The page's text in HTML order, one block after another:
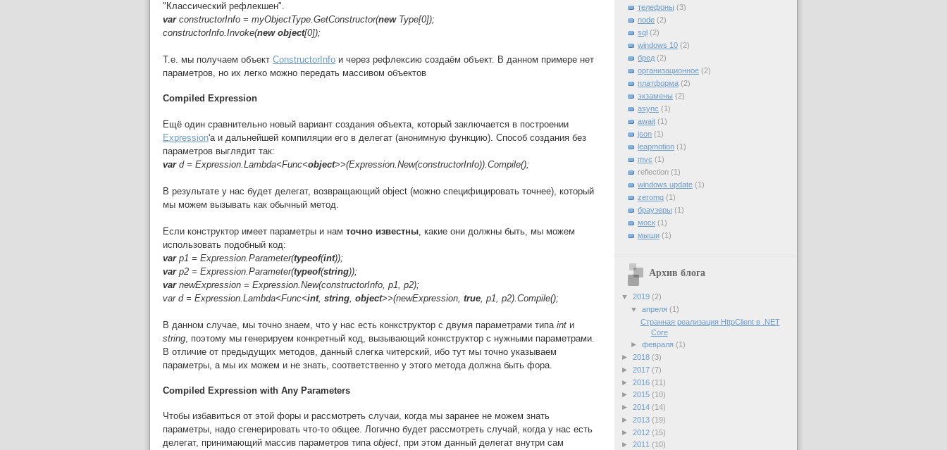
"Классический рефлекшен".
var constructorInfo = myObjectType.GetConstructor(new Type[0]);
constructorInfo.Invoke(new object[0]);
Т.е. мы получаем объект ConstructorInfo и через рефлексию создаём объект. В данном примере нет
параметров, но их легко можно передать массивом объектов
Compiled Expression
Ещё один сравнительно новый вариант создания объекта, который заключается в построении
Expression'а и дальнейшей компиляции его в делегат (анонимную функцию). Способ создания без
параметров выглядит так:
var d = Expression.Lambda<Func<object>>(Expression.New(constructorInfo)).Compile();
В результате у нас будет делегат, возвращающий object (можно специфицировать точнее), который
мы можем вызывать как обычный метод.
Если конструктор имеет параметры и нам точно известны , какие они должны быть, мы можем
использовать подобный код:
varp1 = Expression.Parameter(typeof(int));
var p2 = Expression.Parameter(typeof(string));
var newExpression = Expression.New(constructorInfo, p1, p2);
var d = Expression.Lambda<Func<int, string object>>(newExpression, true , p1, p2).Compile();
В данном случае, мы точно знаем, что у нас есть конкструктор с двумя параметрами типа int и
string , поэтому мы генерируем конкретный код, вызывающий конкструктор с нужными параметрами.
В отличие от предыдущих методов, данный слегка читерский, ибо тут мы точно указываем
параметры, а мы их можем и не знать, соответственно у этого метода должна быть фора.
Compiled Expression with Any Parameters
Чтобы избавиться от этой форы и рассмотреть случаи, когда мы заранее не можем знать
параметры, надо сгенерировать что-то общее. Логично будет рассмотреть случай, когда у нас есть
делегат, принимающий массив параметров типа object, при этом данный делегат внутри сам
телефоны (3)
node (2)
sql (2)
windows 10 (2)
бред (2)
организационное (2)
платформа (2)
экзамены (2)
async (1)
await (1)
json (1)
leapmotion (1)
mvc (1)
reflection (1)
windows update (1)
zeromq (1)
браузеры (1)
моск (1)
мыши (1)
Архив блога
▼ 2019 (2)
▼апреля(1)
Странная реализация HttpClient в .NET
Core
►февраля(1)
► 2018 (3)
► 2017 (7)
► 2016 (11)
► 2015 (10)
► 2014 (14)
► 2013 (19)
► 2012 (15)
► 2011 (10)